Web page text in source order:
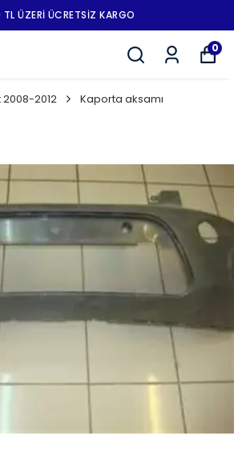
ÜZERI ÜCRETSIZ KARGO
0
2012 Kaporta aksamı